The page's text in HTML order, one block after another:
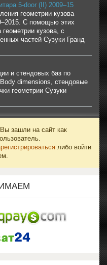
5-door (II) 2009–15
геометрии кузова
С помощью этих
кузова, с
частей Сузуки Гранд
и стендовых баз по
dimensions, стендовые
геометрии Сузуки
зашли на сайт как
либо войти